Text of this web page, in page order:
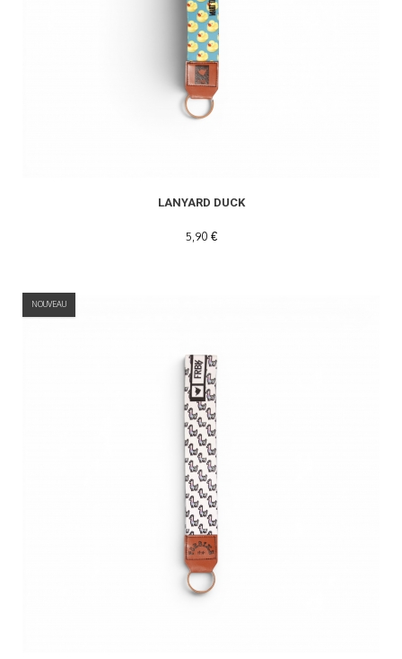
Lorem ipsum dolor sit amet, consectetur adipisicing elit, sed do
eiusmod tempor incididunt ut labore et dolore magna aliqua. Ut
enim ad minim veniam, quis nostrud exercitation ullamco laboris nisi
ut aliquip ex ea commodo consequat.
LANYARD DUCK
5,90 €
NOUVEAU